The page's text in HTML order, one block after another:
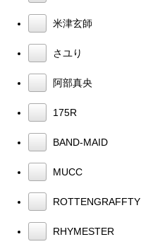
米津玄師
さユり
阿部真央
175R
BAND-MAID
MUCC
ROTTENGRAFFTY
RHYMESTER